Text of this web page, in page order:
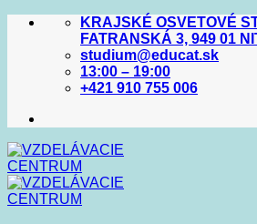
Skip
KRAJSKÉ OSVETOVÉ
FATRANSKÁ 3, 949 01
studium@educat.sk
13:00 – 19:00
+421 910 755 006